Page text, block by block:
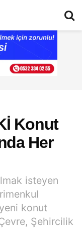
Konut
Her
isteyen
konut
Şehircilik